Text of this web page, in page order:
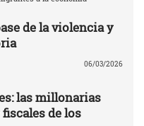
de la violencia y
06/03/2026
las millonarias
de los